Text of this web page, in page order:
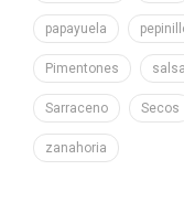
papayuela
Pimentones
Sarraceno Secos
zanahoria